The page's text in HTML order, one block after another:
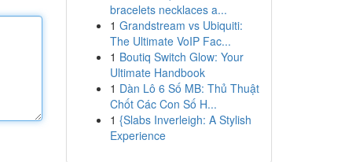
bracelets necklaces a...
1 Grandstream vs Ubiquiti:
The Ultimate VoIP Fac...
1 Boutiq Switch Glow: Your
Ultimate Handbook
1 Dàn Lô 6 Số MB: Thủ Thuật
Chốt Các Con Số H...
1 {Slabs Inverleigh: A Stylish
Experience